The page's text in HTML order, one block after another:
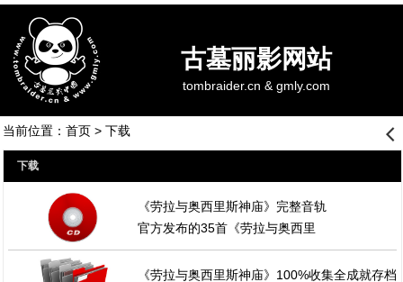
古墓丽影网站
tombraider.cn & gmly.com
当前位置： 首页> 下载 󰊒
下载
《劳拉与奥西里斯神庙》完整音轨
官方发布的35首《劳拉与奥西里
《劳拉与奥西里斯神庙》100%收集全成就存档